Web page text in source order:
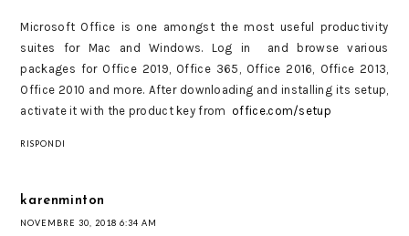
Microsoft Office is one amongst the most useful productivity
suites for Mac and Windows. Log in and browse various
packages for Office 2019, Office 365, Office 2016, Office 2013,
Office 2010 and more. After downloading and installing its setup,
activate it with the product key from office.com/setup
RISPONDI
karenminton
NOVEMBRE 30, 2018 6:34 AM